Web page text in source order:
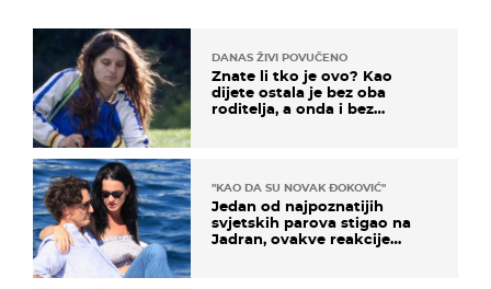
DANAS ŽIVI POVUČENO
Znate li tko je ovo? Kao
dijete ostala je bez oba
roditelja, a onda i bez
"KAO DA SU NOVAK ĐOKOVIĆ"
Jedan od najpoznatijih
svjetskih parova stigao na
Jadran, ovakve reakcije